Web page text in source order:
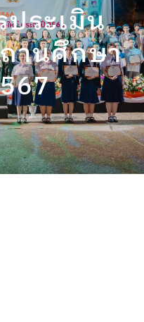
ประเมิน
านศึกษา